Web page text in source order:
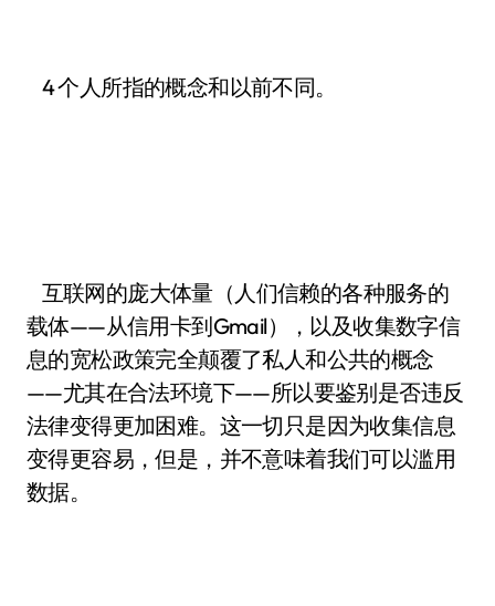
4 个人所指的概念和以前不同。
互联网的庞大体量（人们信赖的各种服务的
载体——从信用卡到Gmail），以及收集数字信
息的宽松政策完全颠覆了私人和公共的概念
——尤其在合法环境下——所以要鉴别是否违反
法律变得更加困难。这一切只是因为收集信息
变得更容易，但是，并不意味着我们可以滥用
数据。